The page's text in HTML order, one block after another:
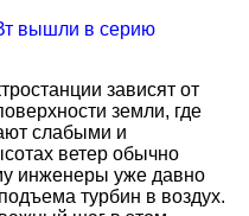
вышли в серию
зависят от
земли, где
слабыми и
ветер обычно
инженеры уже давно
турбин в воздух.